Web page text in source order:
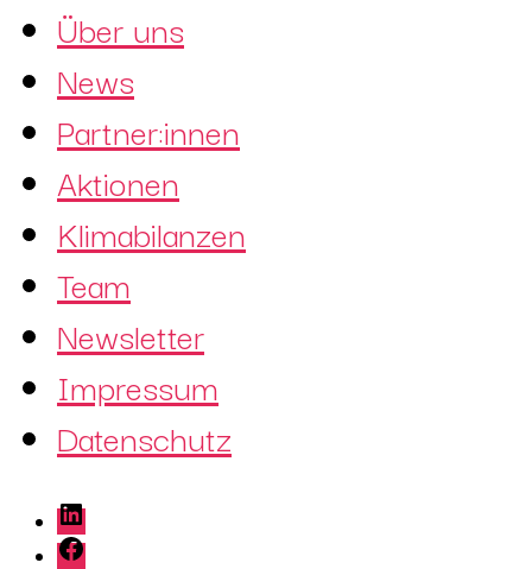
Über uns
News
Partner:innen
Aktionen
Klimabilanzen
Team
Newsletter
Impressum
Datenschutz
LinkedIn
Facebook